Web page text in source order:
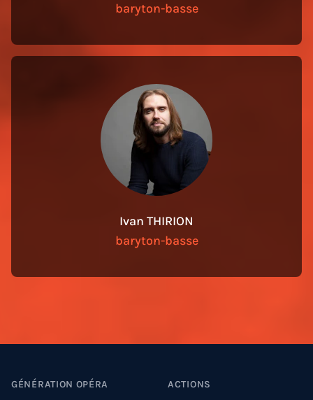
baryton-basse
Ivan THIRION
baryton-basse
GÉNÉRATION OPÉRA ACTIONS